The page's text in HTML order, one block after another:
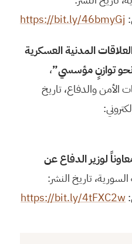
https://bit.ly/46bmyGj
المدنية العسكرية
توازنٍ مؤسسي”،
الأمن والدفاع، تاريخ
لوزير الدفاع عن
السورية، تاريخ النشر:
https://bit.ly/4tFXC2w